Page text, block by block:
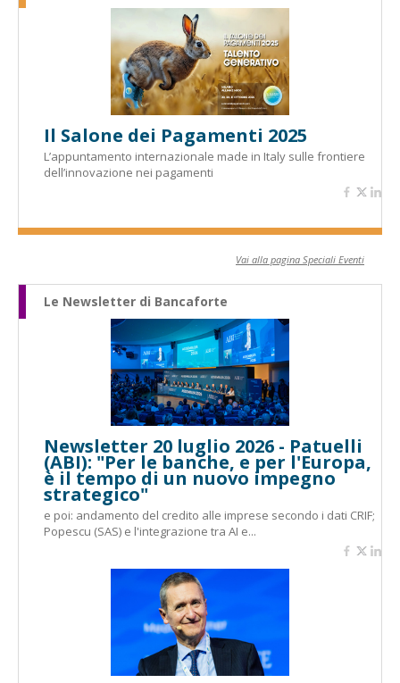
Il Salone dei Pagamenti 2025
L’appuntamento internazionale made in Italy sulle frontiere
dell’innovazione nei pagamenti
Vai alla pagina Speciali Eventi
Le Newsletter di Bancaforte
Newsletter 20 luglio 2026 - Patuelli
(ABI): "Per le banche, e per l'Europa,
è il tempo di un nuovo impegno
strategico"
e poi: andamento del credito alle imprese secondo i dati CRIF;
Popescu (SAS) e l'integrazione tra AI e...